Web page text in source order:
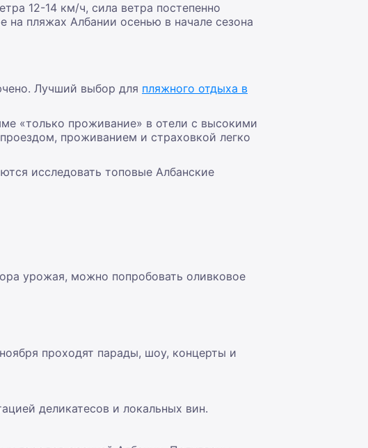
12-14 км/ч, сила ветра постепенно
пляжах Албании осенью в начале сезона
Лучший выбор для пляжного отдыха в
«только проживание» в отели с высокими
проживанием и страховкой легко
исследовать топовые Албанские
урожая, можно попробовать оливковое
проходят парады, шоу, концерты и
деликатесов и локальных вин.